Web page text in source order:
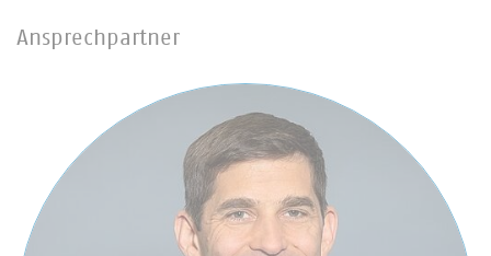
Ansprechpartner